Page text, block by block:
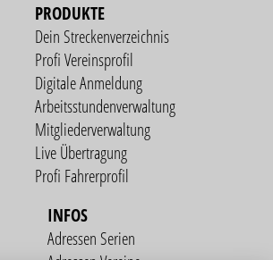
PRODUKTE
Dein Streckenverzeichnis
Profi Vereinsprofil
Digitale Anmeldung
Arbeitsstundenverwaltung
Mitgliederverwaltung
Live Übertragung
Profi Fahrerprofil
INFOS
Adressen Serien